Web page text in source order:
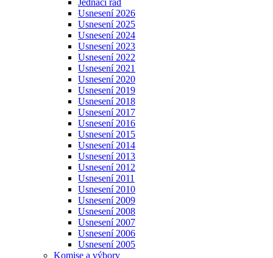
Jednací řád
Usnesení 2026
Usnesení 2025
Usnesení 2024
Usnesení 2023
Usnesení 2022
Usnesení 2021
Usnesení 2020
Usnesení 2019
Usnesení 2018
Usnesení 2017
Usnesení 2016
Usnesení 2015
Usnesení 2014
Usnesení 2013
Usnesení 2012
Usnesení 2011
Usnesení 2010
Usnesení 2009
Usnesení 2008
Usnesení 2007
Usnesení 2006
Usnesení 2005
Komise a výbory